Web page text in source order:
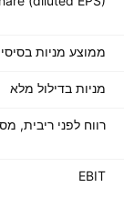
מניות בדילול מלא
EBIT